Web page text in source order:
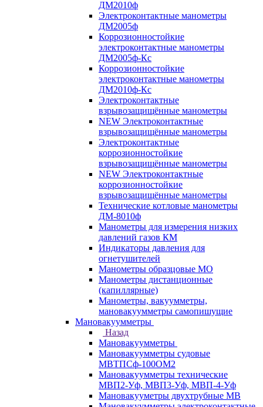
ДМ2010ф
Электроконтактные манометры
ДМ2005ф
Коррозионностойкие
электроконтактные манометры
ДМ2005ф-Кс
Коррозионностойкие
электроконтактные манометры
ДМ2010ф-Кс
Электроконтактные
взрывозащищённые манометры
NEW Электроконтактные
взрывозащищённые манометры
Электроконтактные
коррозионностойкие
взрывозащищённые манометры
NEW Электроконтактные
коррозионностойкие
взрывозащищённые манометры
Технические котловые манометры
ДМ-8010ф
Манометры для измерения низких
давлений газов КМ
Индикаторы давления для
огнетушителей
Манометры образцовые МО
Манометры дистанционные
(капиллярные)
Манометры, вакуумметры,
мановакуумметры самопишущие
Мановакуумметры
Назад
Мановакуумметры
Мановакуумметры судовые
МВТПСф-100ОМ2
Мановакуумметры технические
МВП2-Уф, МВП3-Уф, МВП-4-Уф
Мановакууметры двухтрубные МВ